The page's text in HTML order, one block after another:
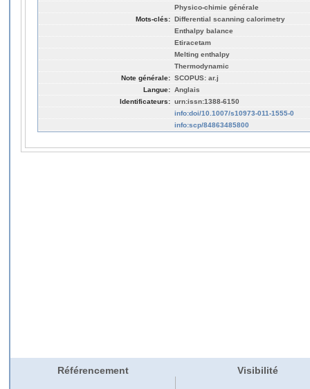
Physico-chimie générale
Mots-clés: Differential scanning calorimetry
Enthalpy balance
Etiracetam
Melting enthalpy
Thermodynamic
Note générale: SCOPUS: ar.j
Langue: Anglais
Identificateurs: urn:issn:1388-6150
info:doi/10.1007/s10973-011-1555-0
info:scp/84863485800
Référencement Visibilité